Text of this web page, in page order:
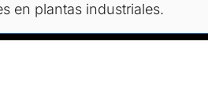
en plantas industriales.